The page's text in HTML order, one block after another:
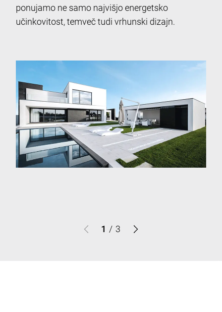
ponujamo ne samo najvišjo energetsko
učinkovitost, temveč tudi vrhunski dizajn.
1 / 3